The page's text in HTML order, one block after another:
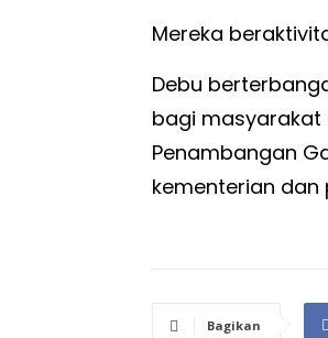
Mereka
Debu
bagi masyarakat
Penambangan
kementerian dan
Bagikan